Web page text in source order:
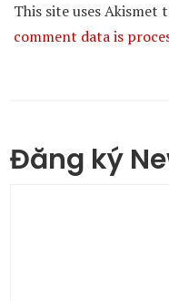
This site uses Akismet
comment data is
Đăng ký